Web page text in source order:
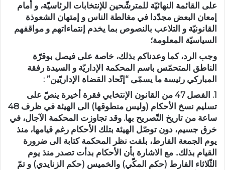
على القائمة النهائيّة للمترشّحين للإنتخابات الرئاسيّة، و أمام
إمعان البعض مجدّدا في مغالطة الناس و إمتهان الشعوذة
القانونيّة و التلاعب بالنصوص بما يخدم إنتماءاتهم و مواقفهم
السياسيّة المعلومة؛
وجب الرد، كما وعدناكم بذلك، خاصة على فيصل بوقرّة
الناطق المتحمّس باسم المحكمة الإداريّة و السيدة رفقة
المباركي رئيسة ما يسمّى “إتّحاد القضاة الإداريّين” :
1. الفصل 47 من القانون الإنتخابي فقرة أخيرة ينصّ على
تسليم نسخ الأحكام (وليس منطوقها) الى الهيئة في ظرف 48
ساعة من تاريخ التّصريح بها. وقد تجاوزت المحكمة الآجال، في
خرق جسيم، دون توصّل الهيئة بتلك الأحكام رغم قيامها، منذ
يوم الجمعة الفارط، بلفت نظر المحكمة كتابة الى ضرورة
القيام بذلك.. مع الاشارة بأن الأحكام بدأت تصدر منذ يوم
الثّلاثاء الفارط (حكم المكّي) والخميس (حكم الزنايدي) و تمّ